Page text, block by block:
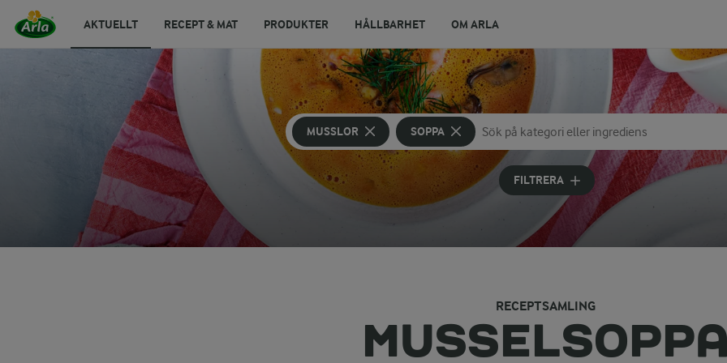
AKTUELLT RECEPT & MAT PRODUKTER HÅLLBARHET OM ARLA
MUSSLOR SOPPA
Sök på kategori eller ingrediens
Skriv in sökord för att få förslag
FILTRERA
RECEPTSAMLING